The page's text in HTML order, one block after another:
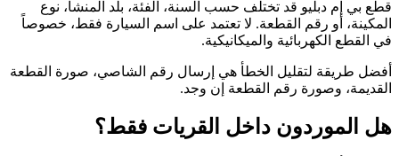
قطع بي إم دبليو قد تختلف حسب السنة، الفئة، بلد المنشأ، نوع
المكينة، أو رقم القطعة. لا تعتمد على اسم السيارة فقط، خصوصاً
في القطع الكهربائية والميكانيكية.
أفضل طريقة لتقليل الخطأ هي إرسال رقم الشاصي، صورة القطعة
القديمة، وصورة رقم القطعة إن وجد.
هل الموردون داخل القريات فقط؟